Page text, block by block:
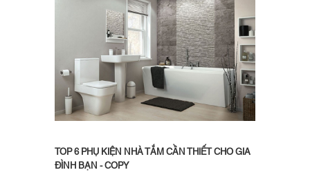
TOP 6 PHỤ KIỆN NHÀ TẮM CẦN THIẾT CHO GIA
ĐÌNH BẠN - COPY